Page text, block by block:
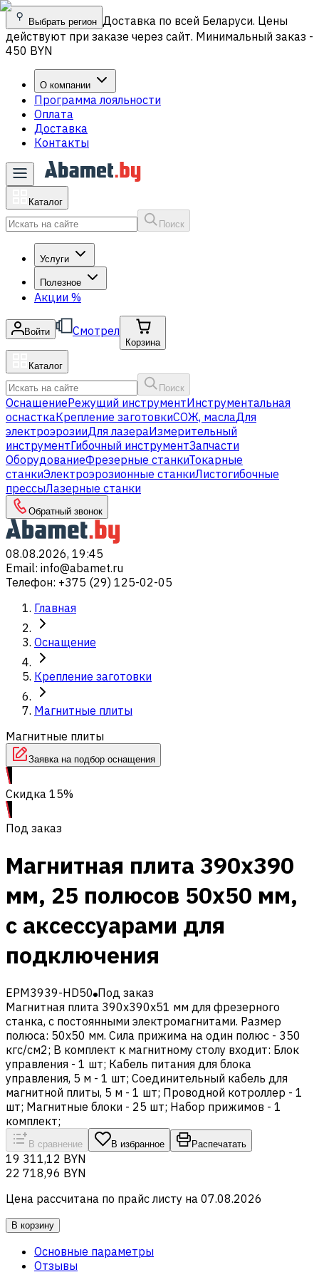
Выбрать регион Доставка по всей Беларуси. Цены
действуют при заказе через сайт. Минимальный заказ -
450 BYN
О компании
Программа лояльности
Оплата
Доставка
Контакты
Каталог
Поиск
Услуги
Полезное
Акции %
Войти Смотрел
Корзина
Каталог
Поиск
ОснащениеРежущий инструментИнструментальная
оснасткаКрепление заготовкиСОЖ, маслаДля
электроэрозииДля лазераИзмерительный
инструментГибочный инструментЗапчасти
ОборудованиеФрезерные станкиТокарные
станкиЭлектроэрозионные станкиЛистогибочные
прессыЛазерные станки
Обратный звонок
08.08.2026, 19:45
Email: info@abamet.ru
Телефон: +375 (29) 125-02-05
Главная
Оснащение
Крепление заготовки
Магнитные плиты
Магнитные плиты
Заявка на подбор оснащения
Скидка 15%
Под заказ
Магнитная плита 390x390
мм, 25 полюсов 50x50 мм,
с аксессуарами для
подключения
EPM3939-HD50 Под заказ
Магнитная плита 390x390x51 мм для фрезерного
станка, с постоянными электромагнитами. Размер
полюса: 50x50 мм. Сила прижима на один полюс - 350
кгс/см2; В комплект к магнитному столу входит: Блок
управления - 1 шт; Кабель питания для блока
управления, 5 м - 1 шт; Соединительный кабель для
магнитной плиты, 5 м - 1 шт; Проводной котроллер - 1
шт; Магнитные блоки - 25 шт; Набор прижимов - 1
комплект;
В сравнение В избранное Распечатать
19 311,12 BYN
22 718,96 BYN
Цена рассчитана по прайс листу на 07.08.2026
В корзину
Основные параметры
Отзывы